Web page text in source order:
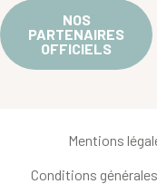
NOS
PARTENAIRES
OFFICIELS
Mentions
Conditions